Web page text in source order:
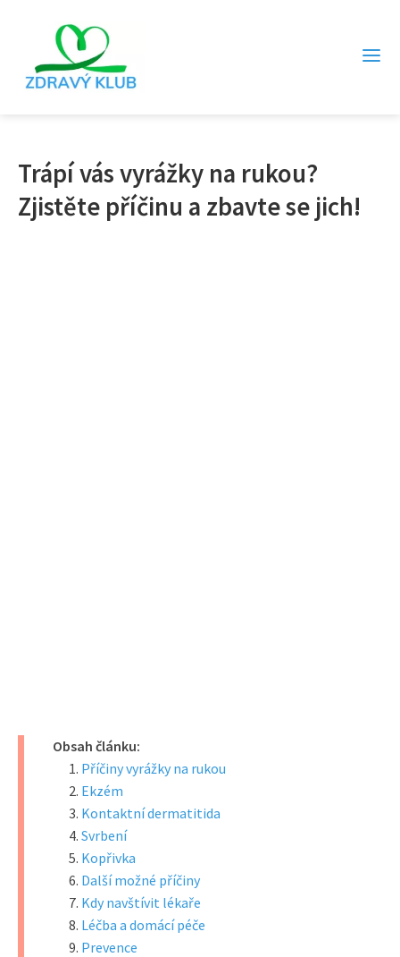
Trápí vás vyrážky na rukou?
Zjistěte příčinu a zbavte se jich!
Obsah článku:
Příčiny vyrážky na rukou
Ekzém
Kontaktní dermatitida
Svrbení
Kopřivka
Další možné příčiny
Kdy navštívit lékaře
Léčba a domácí péče
Prevence